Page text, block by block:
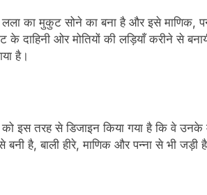
लला का मुकुट सोने का बना है और इसे माणिक,
दाहिनी ओर मोतियों की लड़ियाँ करीने से
है।
को इस तरह से डिजाइन किया गया है कि वे
है, बाली हीरे, माणिक और पन्ना से भी जड़ी